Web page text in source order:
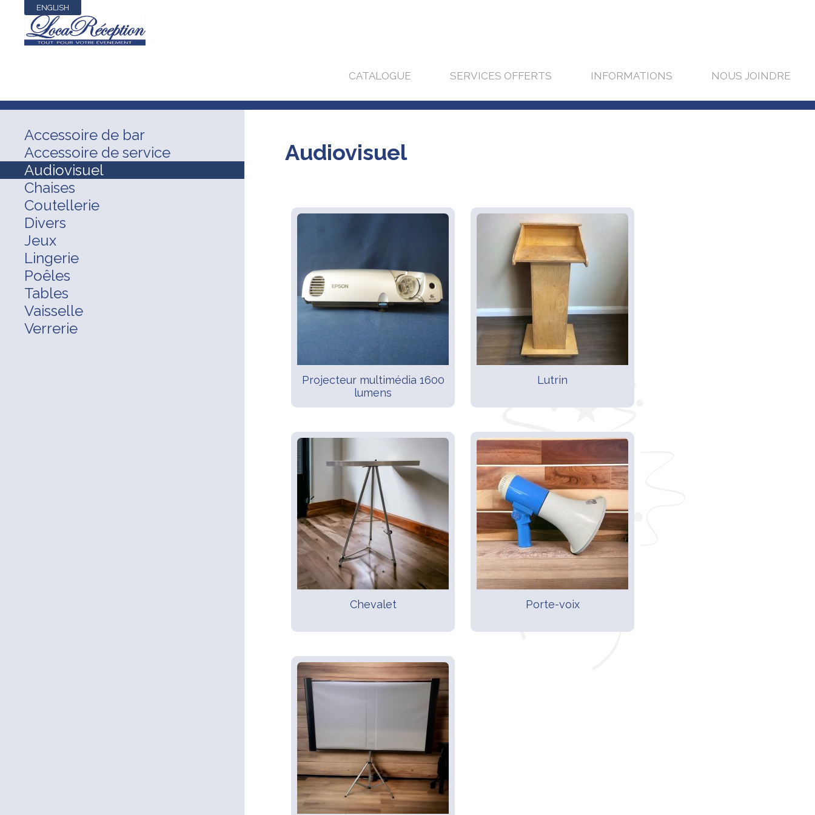
ENGLISH
CATALOGUE SERVICES OFFERTS INFORMATIONS NOUS JOINDRE
Accessoire de bar
Accessoire de service
Audiovisuel
Chaises
Coutellerie
Divers
Jeux
Lingerie
Poêles
Tables
Vaisselle
Verrerie
Audiovisuel
Projecteur multimédia 1600
lumens
Lutrin
Chevalet Porte-voix